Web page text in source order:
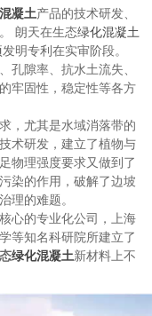
凝土产品的技术研发、
朗天在生态绿化混凝土
明专利在实审阶段。
孔隙率、抗水土流失、
牢固性，稳定性等各方
，尤其是水域消落带的
术研发，建立了植物与
物理强度要求又做到了
染的作用，破解了边坡
理的难题。
心的专业化公司，上海
等知名科研院所建立了
绿化混凝土新材料上不